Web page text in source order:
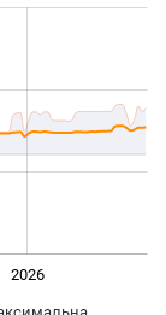
2026